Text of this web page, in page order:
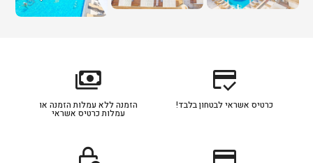
credit_score
כרטיס אשראי לבטחון בלבד!
payments
הזמנה ללא עמלות הזמנה או
עמלות כרטיס אשראי